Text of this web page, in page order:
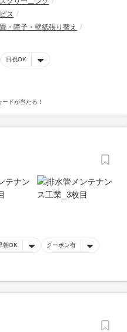
ス
畳・障子・壁紙張り替え
日祝OK
ドが当たる！
朝OK クーポン有